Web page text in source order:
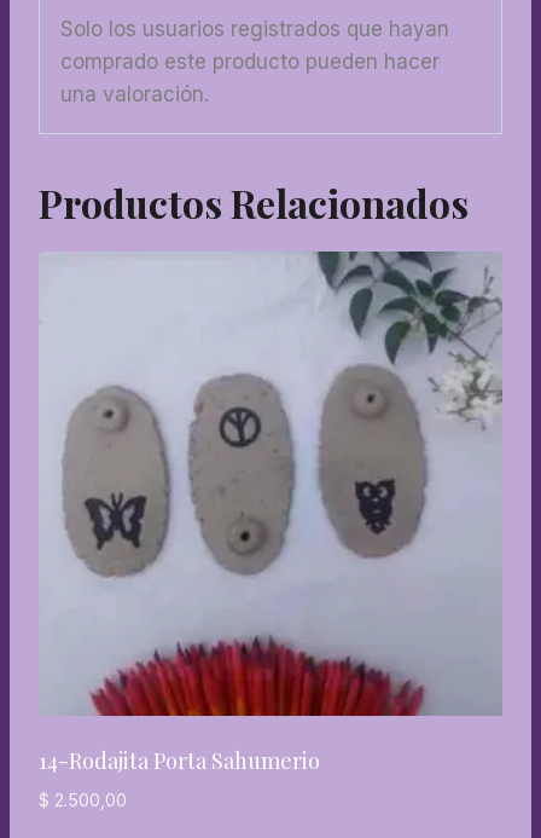
Solo los usuarios registrados que hayan
comprado este producto pueden hacer
una valoración.
Productos Relacionados
14-Rodajita Porta Sahumerio
$ 2.500,00